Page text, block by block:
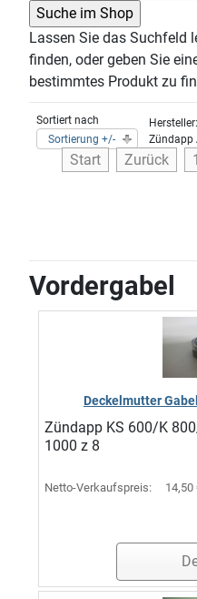
Lassen Sie das Suchfeld
finden, oder geben Sie
bestimmtes Produkt zu
Sortiert nach
Sortierung +/-
Hersteller:
Zündapp
Start Zurück 1
Vordergabel
Deckelmutter
Zündapp KS 600/K
1000 z 8
Netto-Verkaufspreis: 14,50